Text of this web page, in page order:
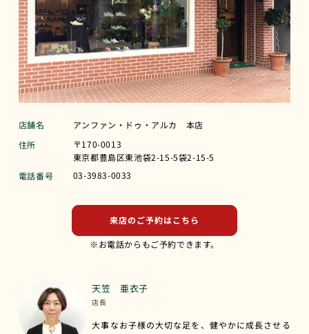
店舗名
アンファン・ドゥ・アルカ 本店
住所
〒170-0013
東京都豊島区東池袋2-15-5袋2-15-5
電話番号
03-3983-0033
来店のご予約はこちら
※お電話からもご予約できます。
天笠 亜衣子
店長
大事なお子様の大切な足を、健やかに成長させる